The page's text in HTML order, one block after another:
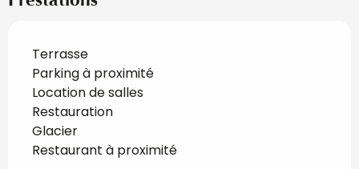
Terrasse
Parking à proximité
Location de salles
Restauration
Glacier
Restaurant à proximité